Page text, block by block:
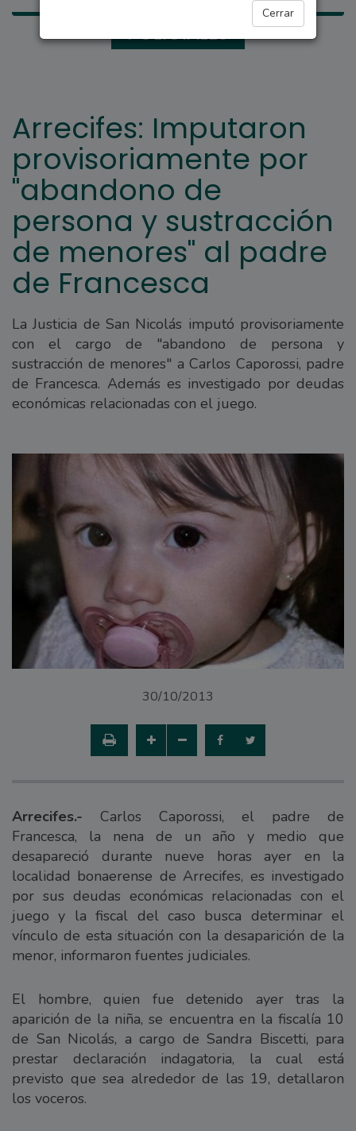
Cerrar
POLICIALES
Arrecifes: Imputaron
provisoriamente por
"abandono de
persona y sustracción
de menores" al padre
de Francesca
La Justicia de San Nicolás imputó provisoriamente
con el cargo de "abandono de persona y
sustracción de menores" a Carlos Caporossi, padre
de Francesca. Además es investigado por deudas
económicas relacionadas con el juego.
30/10/2013
Arrecifes.- Carlos Caporossi, el padre de
Francesca, la nena de un año y medio que
desapareció durante nueve horas ayer en la
localidad bonaerense de Arrecifes, es investigado
por sus deudas económicas relacionadas con el
juego y la fiscal del caso busca determinar el
vínculo de esta situación con la desaparición de la
menor, informaron fuentes judiciales.
El hombre, quien fue detenido ayer tras la
aparición de la niña, se encuentra en la fiscalía 10
de San Nicolás, a cargo de Sandra Biscetti, para
prestar declaración indagatoria, la cual está
previsto que sea alrededor de las 19, detallaron
los voceros.